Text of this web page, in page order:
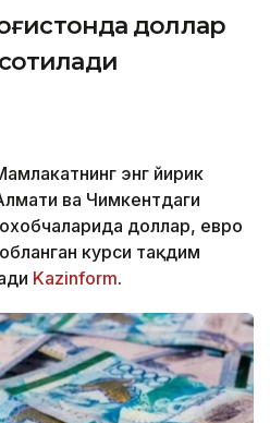
доллар
энг йирик
ва Чимкентдаги
доллар, евро
курси тақдим
Kazinform.